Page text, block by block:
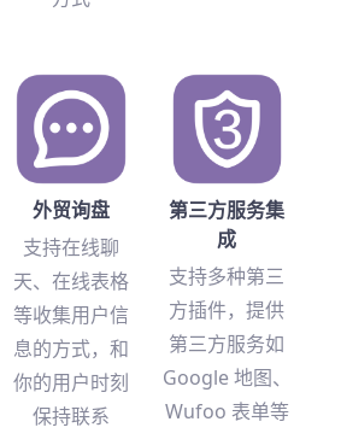
外贸询盘
支持在线聊
天、在线表格
等收集用户信
息的方式，和
你的用户时刻
保持联系
第三方服务集
成
支持多种第三
方插件，提供
第三方服务如
Google 地图、
Wufoo 表单等